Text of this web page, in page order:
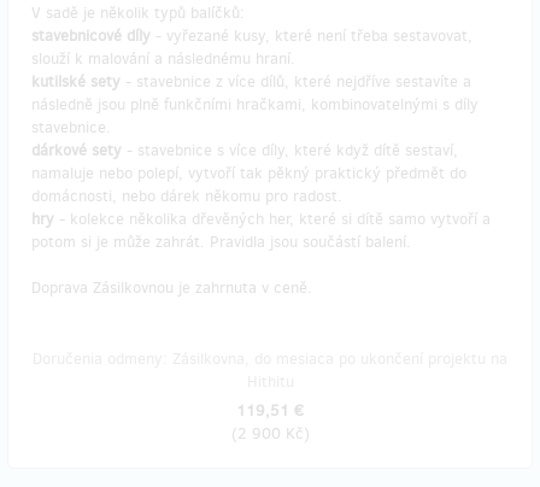
V sadě je několik typů balíčků:
stavebnicové díly - vyřezané kusy, které není třeba sestavovat,
slouží k malování a následnému hraní.
kutilské sety - stavebnice z více dílů, které nejdříve sestavíte a
následně jsou plně funkčními hračkami, kombinovatelnými s díly
stavebnice.
dárkové sety - stavebnice s více díly, které když dítě sestaví,
namaluje nebo polepí, vytvoří tak pěkný praktický předmět do
domácnosti, nebo dárek někomu pro radost.
hry - kolekce několika dřevěných her, které si dítě samo vytvoří a
potom si je může zahrát. Pravidla jsou součástí balení.
Doprava Zásilkovnou je zahrnuta v ceně.
119,51 €
(2 900 Kč)